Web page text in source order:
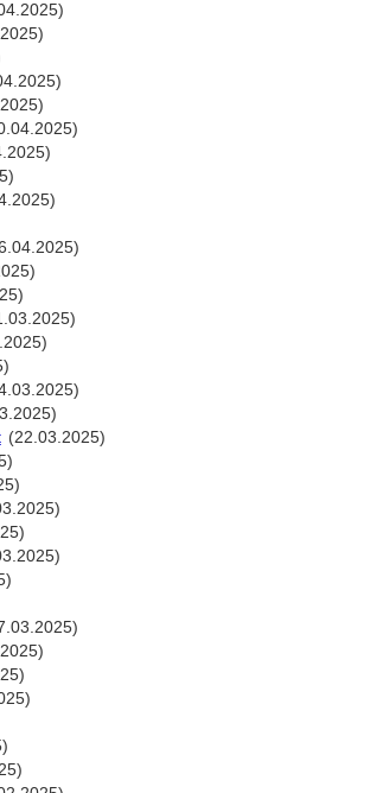
(22.03.2025)